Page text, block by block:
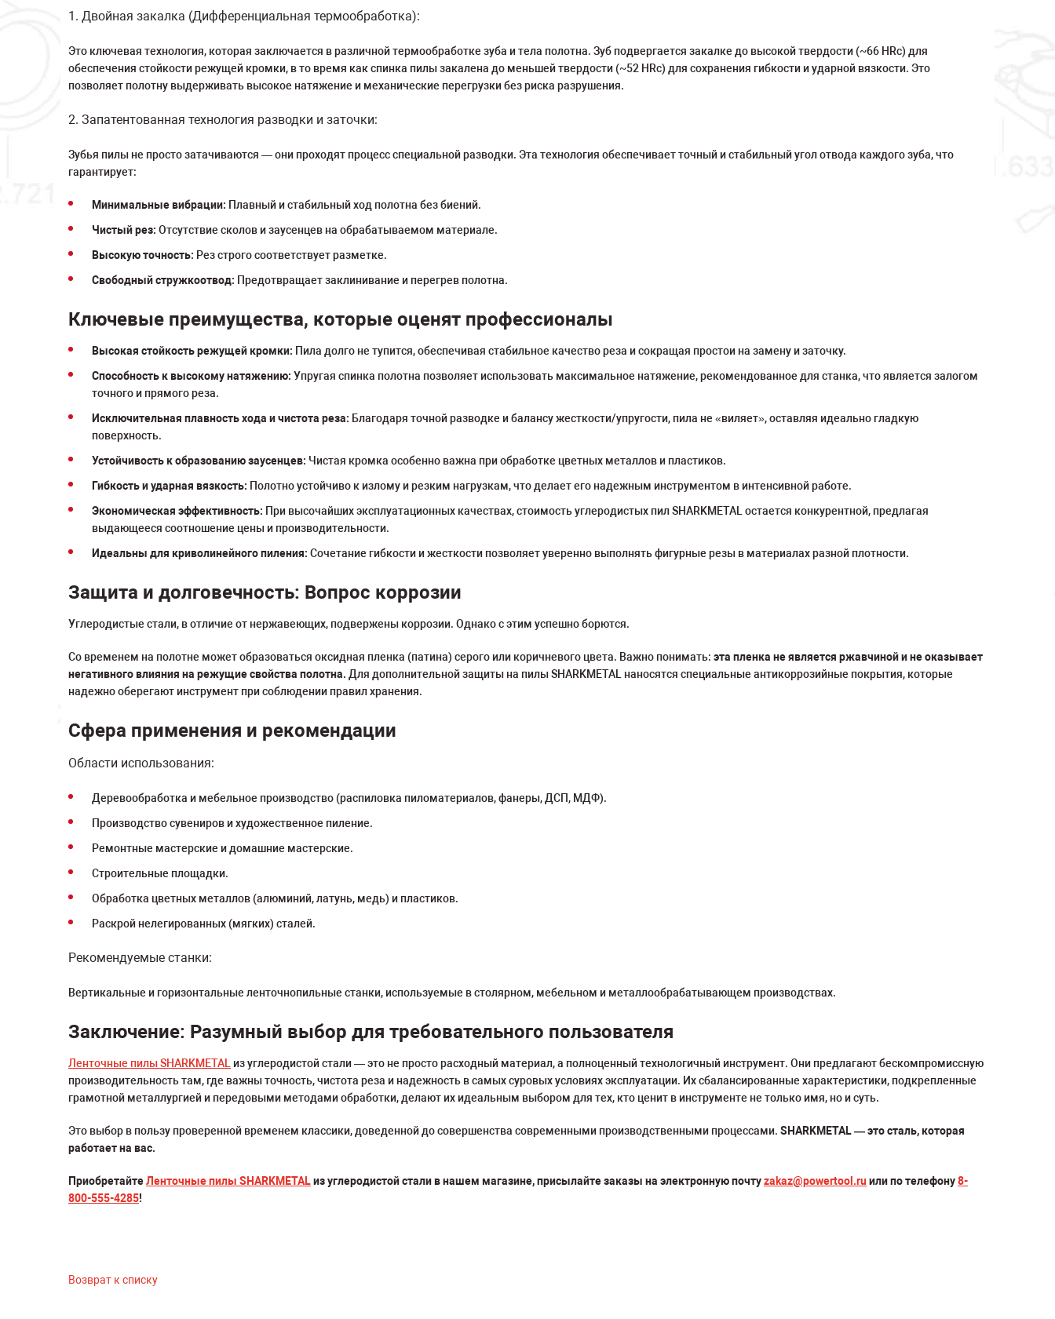
1. Двойная закалка (Дифференциальная термообработка):
Это ключевая технология, которая заключается в различной термообработке зуба и тела полотна. Зуб подвергается закалке до высокой твердости (~66 HRc) для
обеспечения стойкости режущей кромки, в то время как спинка пилы закалена до меньшей твердости (~52 HRc) для сохранения гибкости и ударной вязкости. Это
позволяет полотну выдерживать высокое натяжение и механические перегрузки без риска разрушения.
2. Запатентованная технология разводки и заточки:
Зубья пилы не просто затачиваются — они проходят процесс специальной разводки. Эта технология обеспечивает точный и стабильный угол отвода каждого зуба, что
гарантирует:
Минимальные вибрации: Плавный и стабильный ход полотна без биений.
Чистый рез: Отсутствие сколов и заусенцев на обрабатываемом материале.
Высокую точность: Рез строго соответствует разметке.
Свободный стружкоотвод: Предотвращает заклинивание и перегрев полотна.
Ключевые преимущества, которые оценят профессионалы
Высокая стойкость режущей кромки: Пила долго не тупится, обеспечивая стабильное качество реза и сокращая простои на замену и заточку.
Способность к высокому натяжению: Упругая спинка полотна позволяет использовать максимальное натяжение, рекомендованное для станка, что является залогом
точного и прямого реза.
Исключительная плавность хода и чистота реза: Благодаря точной разводке и балансу жесткости/упругости, пила не «виляет», оставляя идеально гладкую
поверхность.
Устойчивость к образованию заусенцев: Чистая кромка особенно важна при обработке цветных металлов и пластиков.
Гибкость и ударная вязкость: Полотно устойчиво к излому и резким нагрузкам, что делает его надежным инструментом в интенсивной работе.
Экономическая эффективность: При высочайших эксплуатационных качествах, стоимость углеродистых пил SHARKMETAL остается конкурентной, предлагая
выдающееся соотношение цены и производительности.
Идеальны для криволинейного пиления: Сочетание гибкости и жесткости позволяет уверенно выполнять фигурные резы в материалах разной плотности.
Защита и долговечность: Вопрос коррозии
Углеродистые стали, в отличие от нержавеющих, подвержены коррозии. Однако с этим успешно борются.
Со временем на полотне может образоваться оксидная пленка (патина) серого или коричневого цвета. Важно понимать: эта пленка не является ржавчиной и не оказывает
негативного влияния на режущие свойства полотна. Для дополнительной защиты на пилы SHARKMETAL наносятся специальные антикоррозийные покрытия, которые
надежно оберегают инструмент при соблюдении правил хранения.
Сфера применения и рекомендации
Области использования:
Деревообработка и мебельное производство (распиловка пиломатериалов, фанеры, ДСП, МДФ).
Производство сувениров и художественное пиление.
Ремонтные мастерские и домашние мастерские.
Строительные площадки.
Обработка цветных металлов (алюминий, латунь, медь) и пластиков.
Раскрой нелегированных (мягких) сталей.
Рекомендуемые станки:
Вертикальные и горизонтальные ленточнопильные станки, используемые в столярном, мебельном и металлообрабатывающем производствах.
Заключение: Разумный выбор для требовательного пользователя
Ленточные пилы SHARKMETAL
из углеродистой стали — это не просто расходный материал, а полноценный технологичный инструмент. Они предлагают бескомпромиссную
производительность там, где важны точность, чистота реза и надежность в самых суровых условиях эксплуатации. Их сбалансированные характеристики, подкрепленные
грамотной металлургией и передовыми методами обработки, делают их идеальным выбором для тех, кто ценит в инструменте не только имя, но и суть.
Это выбор в пользу проверенной временем классики, доведенной до совершенства современными производственными процессами. SHARKMETAL — это сталь, которая
работает на вас.
ПриобретайтеЛенточные пилы SHARKMETALиз углеродистой стали в нашем магазине, присылайте заказы на электронную почтуzakaz@powertool.ruили по телефону8-
800-555-4285!
Возврат к списку